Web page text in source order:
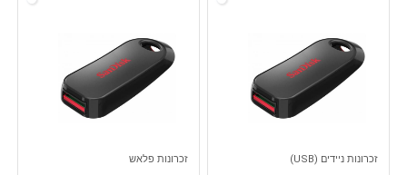
זכרונות ניידים (USB) זכרונות פלאש